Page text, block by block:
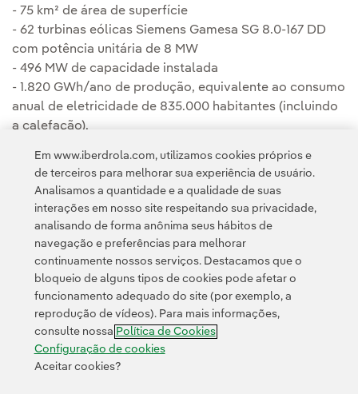
- 75 km² de área de superfície
- 62 turbinas eólicas Siemens Gamesa SG 8.0-167 DD
com potência unitária de 8 MW
- 496 MW de capacidade instalada
- 1.820 GWh/ano de produção, equivalente ao consumo
anual de eletricidade de 835.000 habitantes (incluindo
a calefação).
Política de Privacidade Informação legal
Transparência no uso da IA Política de cookies Configuração de cookies
Acessibilidade Canal de denúncias
© 2026 Iberdrola, S.A. Todos os direitos reservados.
Em www.iberdrola.com, utilizamos cookies próprios e
de terceiros para melhorar sua experiência de usuário.
Analisamos a quantidade e a qualidade de suas
interações em nosso site respeitando sua privacidade,
analisando de forma anônima seus hábitos de
navegação e preferências para melhorar
continuamente nossos serviços. Destacamos que o
bloqueio de alguns tipos de cookies pode afetar o
funcionamento adequado do site (por exemplo, a
reprodução de vídeos). Para mais informações,
consulte nossa Política de Cookies
Configuração de cookies
Aceitar cookies?